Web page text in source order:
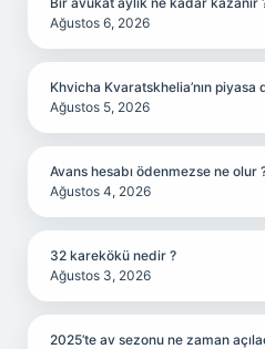
Ağustos 6, 2026
Khvicha Kvaratskhelia’nın piyasa
Ağustos 5, 2026
Avans hesabı ödenmezse ne olur
Ağustos 4, 2026
32 karekökü nedir ?
Ağustos 3, 2026
2025’te av sezonu ne zaman